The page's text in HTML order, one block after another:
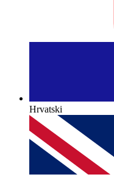
Hrvatski